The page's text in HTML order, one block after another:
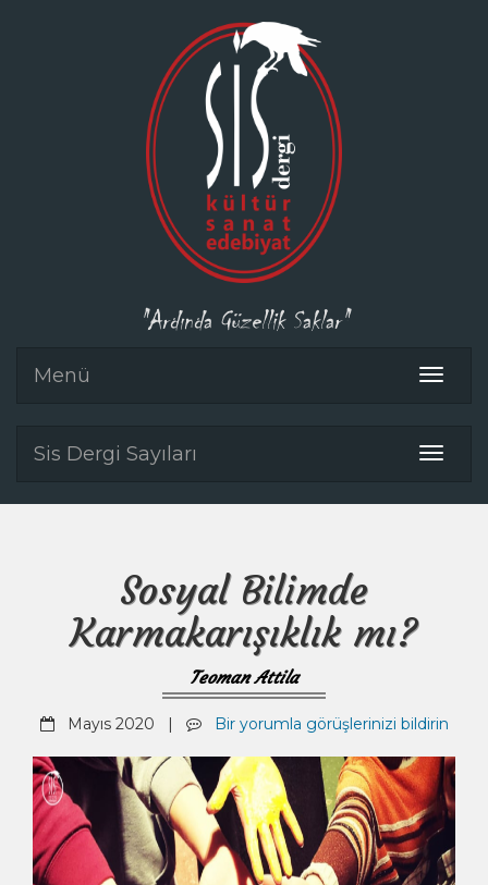
"Ardında Güzellik Saklar"
Toggle
Menü
Toggle
Sis Dergi Sayıları
Sosyal Bilimde
Karmakarışıklık mı?
Teoman Attila
Mayıs 2020 | Bir yorumla görüşlerinizi bildirin